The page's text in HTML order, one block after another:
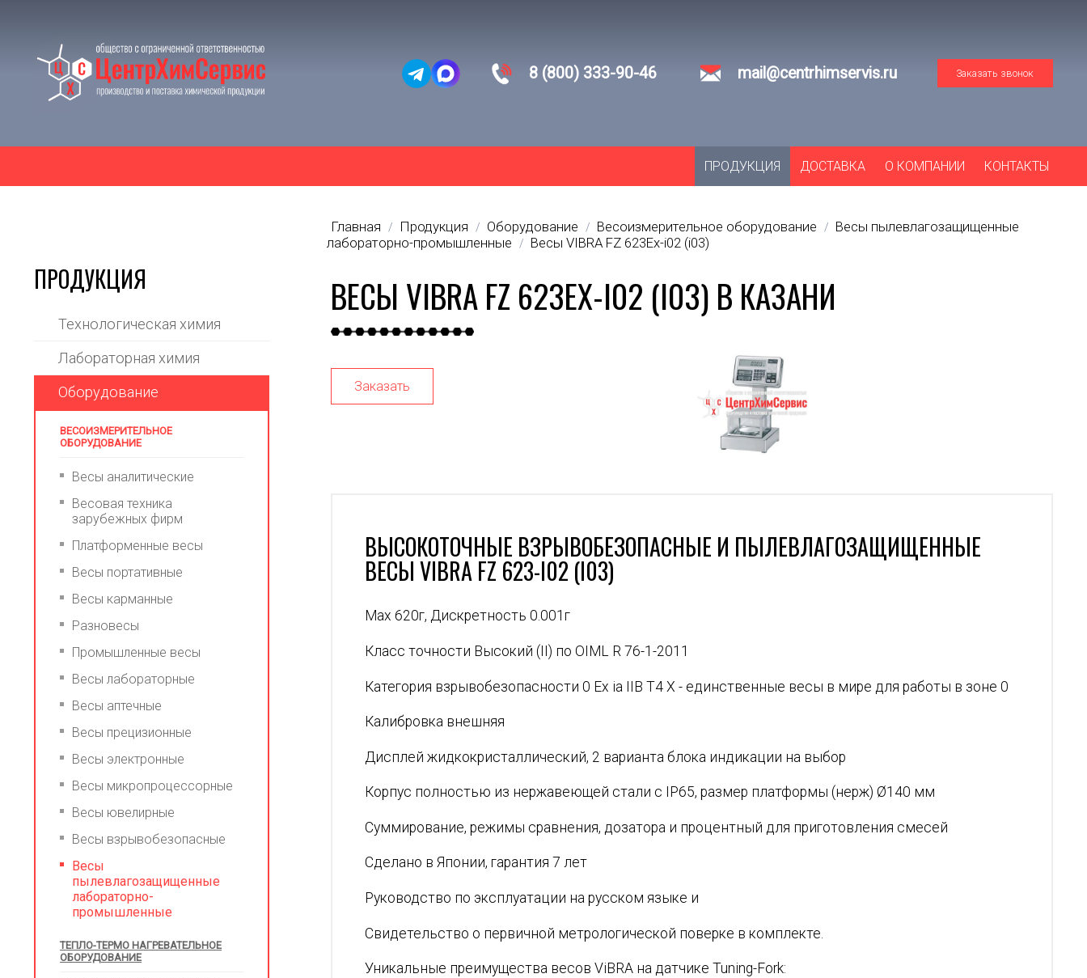
8 (800) 333-90-46 mail@centrhimservis.ru Заказать звонок
ПРОДУКЦИЯ ДОСТАВКА О КОМПАНИИ КОНТАКТЫ
ПРОДУКЦИЯ
Технологическая химия
Лабораторная химия
Оборудование
ВЕСОИЗМЕРИТЕЛЬНОЕ
ОБОРУДОВАНИЕ
Весы аналитические
Весовая техника
зарубежных фирм
Платформенные весы
Весы портативные
Весы карманные
Разновесы
Промышленные весы
Весы лабораторные
Весы аптечные
Весы прецизионные
Весы электронные
Весы микропроцессорные
Весы ювелирные
Весы взрывобезопасные
Весы
пылевлагозащищенные
лабораторно-
промышленные
ТЕПЛО-ТЕРМО НАГРЕВАТЕЛЬНОЕ
ОБОРУДОВАНИЕ
Главная / Продукция / Оборудование / Весоизмерительное оборудование /
Весы пылевлагозащищенные
лабораторно-промышленные
/ Весы VIBRA FZ 623Ex-i02 (i03)
ВЕСЫ VIBRA FZ 623EX-I02 (I03) В КАЗАНИ
Заказать
ВЫСОКОТОЧНЫЕ ВЗРЫВОБЕЗОПАСНЫЕ И ПЫЛЕВЛАГОЗАЩИЩЕННЫЕ
ВЕСЫ VIBRA FZ 623-I02 (I03)
Max 620г, Дискретность 0.001г
Класс точности Высокий (II) по OIML R 76-1-2011
Категория взрывобезопасности 0 Ex ia IIB T4 X - единственные весы в мире для работы в зоне 0
Калибровка внешняя
Дисплей жидкокристаллический, 2 варианта блока индикации на выбор
Корпус полностью из нержавеющей стали с IP65, размер платформы (нерж) Ø140 мм
Суммирование, режимы сравнения, дозатора и процентный для приготовления смесей
Сделано в Японии, гарантия 7 лет
Руководство по эксплуатации на русском языке и
Свидетельство о первичной метрологической поверке в комплекте.
Уникальные преимущества весов ViBRA на датчике Tuning-Fork: